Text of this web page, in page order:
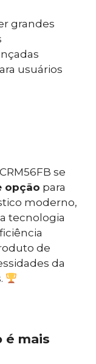
grandes
usuários
se
opção para
moderno,
tecnologia
de
da
é mais